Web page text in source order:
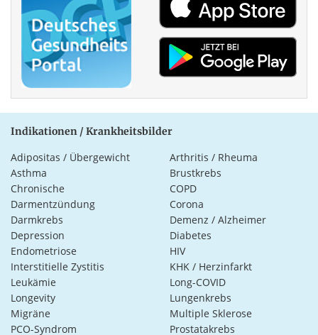
Indikationen / Krankheitsbilder
Adipositas / Übergewicht
Arthritis / Rheuma
Asthma
Brustkrebs
Chronische
Darmentzündung
COPD
Corona
Darmkrebs
Demenz / Alzheimer
Depression
Diabetes
Endometriose
HIV
Interstitielle Zystitis
KHK / Herzinfarkt
Leukämie
Long-COVID
Longevity
Lungenkrebs
Migräne
Multiple Sklerose
PCO-Syndrom
Prostatakrebs